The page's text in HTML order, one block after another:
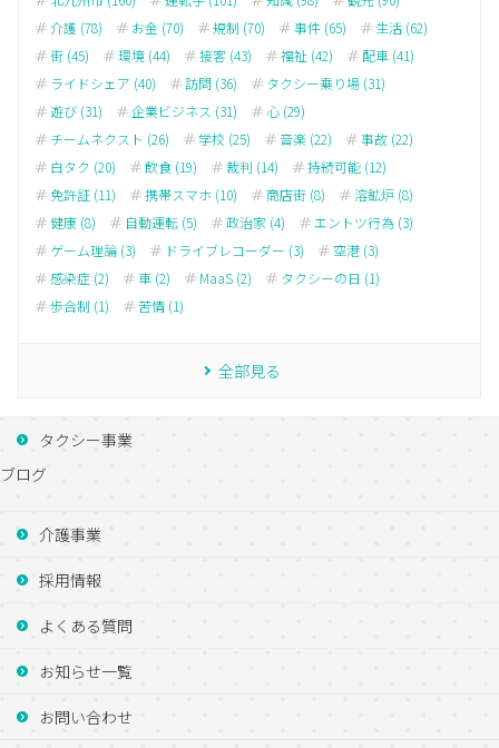
介護 (78)
お金 (70) 規制 (70) 事件 (65)
生活 (62)
街 (45)
環境 (44) 接客 (43) 福祉 (42)
配車 (41)
ライドシェア (40)
訪問 (36)
タクシー乗り場 (31)
遊び (31)
企業ビジネス (31)
心 (29)
チームネクスト (26)
学校 (25) 音楽 (22)
事故 (22)
白タク (20)
飲食 (19) 裁判 (14)
持続可能 (12)
免許証 (11)
携帯スマホ (10) 商店街 (8)
溶鉱炉 (8)
健康 (8)
自動運転 (5) 政治家 (4)
エントツ行為 (3)
ゲーム理論 (3)
ドライブレコーダー (3)
空港 (3)
感染症 (2)
車 (2) MaaS (2)
タクシーの日 (1)
歩合制 (1)
苦情 (1)
全部見る
タクシー事業
ブログ
介護事業
採用情報
よくある質問
お知らせ一覧
お問い合わせ